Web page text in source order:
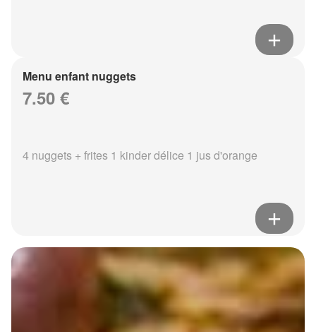
Menu enfant nuggets
7.50 €
4 nuggets + frites 1 kinder délice 1 jus d'orange